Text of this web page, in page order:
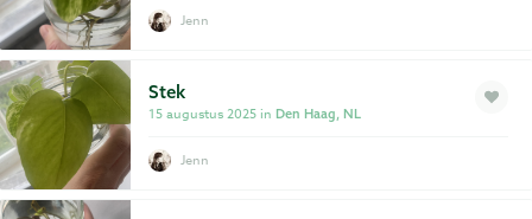
Jenn
Stek
15 augustus 2025 in Den Haag, NL
Jenn